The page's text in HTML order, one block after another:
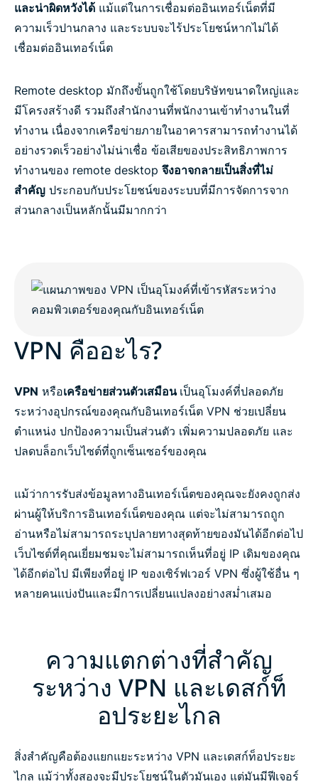
และน่าผิดหวังได้ แม้แต่ในการเชื่อมต่ออินเทอร์เน็ตที่มี
ความเร็วปานกลาง และระบบจะไร้ประโยชน์หากไม่ได้
เชื่อมต่ออินเทอร์เน็ต
Remote desktop มักถึงขั้นถูกใช้โดยบริษัทขนาดใหญ่และ
มีโครงสร้างดี รวมถึงสำนักงานที่พนักงานเข้าทำงานในที่
ทำงาน เนื่องจากเครือข่ายภายในอาคารสามารถทำงานได้
อย่างรวดเร็วอย่างไม่น่าเชื่อ ข้อเสียของประสิทธิภาพการ
ทำงานของ remote desktop จึงอาจกลายเป็นสิ่งที่ไม่
สำคัญ ประกอบกับประโยชน์ของระบบที่มีการจัดการจาก
ส่วนกลางเป็นหลักนั้นมีมากกว่า
VPN คืออะไร?
VPN หรือเครือข่ายส่วนตัวเสมือน เป็นอุโมงค์ที่ปลอดภัย
ระหว่างอุปกรณ์ของคุณกับอินเทอร์เน็ต VPN ช่วยเปลี่ยน
ตำแหน่ง ปกป้องความเป็นส่วนตัว เพิ่มความปลอดภัย และ
ปลดบล็อกเว็บไซต์ที่ถูกเซ็นเซอร์ของคุณ
แม้ว่าการรับส่งข้อมูลทางอินเทอร์เน็ตของคุณจะยังคงถูกส่ง
ผ่านผู้ให้บริการอินเทอร์เน็ตของคุณ แต่จะไม่สามารถถูก
อ่านหรือไม่สามารถระบุปลายทางสุดท้ายของมันได้อีกต่อไป
เว็บไซต์ที่คุณเยี่ยมชมจะไม่สามารถเห็นที่อยู่ IP เดิมของคุณ
ได้อีกต่อไป มีเพียงที่อยู่ IP ของเซิร์ฟเวอร์ VPN ซึ่งผู้ใช้อื่น ๆ
หลายคนแบ่งปันและมีการเปลี่ยนแปลงอย่างสม่ำเสมอ
ความแตกต่างที่สำคัญ
ระหว่าง VPN และเดสก์ท็
อประยะไกล
สิ่งสำคัญคือต้องแยกแยะระหว่าง VPN และเดสก์ท็อประยะ
ไกล แม้ว่าทั้งสองจะมีประโยชน์ในตัวมันเอง แต่มันมีฟีเจอร์